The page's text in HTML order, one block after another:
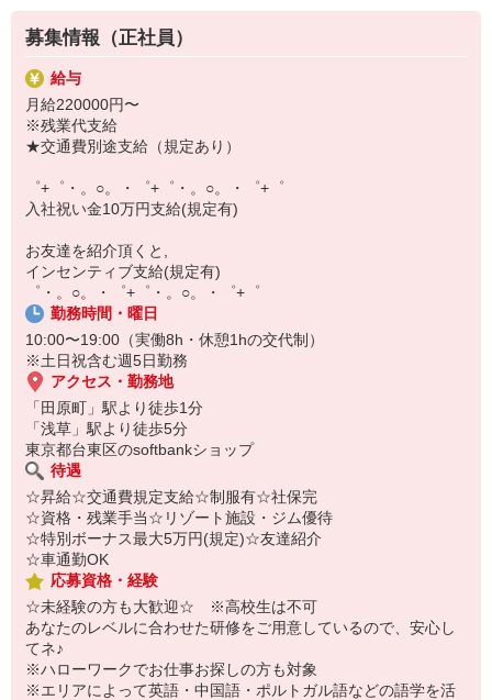
▼オフィスワーク
事務、経理、データ入力、コールセンター、受付
▼工場・製造・軽作業系
機械/食品製造・梱包・仕分け・加工・組立・検査
▼美容系
眉毛サロンのアイブロウ・ネイリスト・エステ
▼営業・販売
法人営業・アパレル販売・個別指導塾・人材紹介
▼人気案件も多数♪
短期・期間限定・オープニング・官公庁案件
上場/優良/大手企業など
【スマホ面接実施中】
￣￣￣￣￣￣￣￣￣
自宅に居ながらスマホでカンタン面接OK！
オンライン面談なのでスピード対応。
満足度◎
■携帯やインターネット販売業務
docomo(ドコモ)/au(エーユー)・KDDI/softbank(ソフトバンク)など
の大手キャリアから
ワイモバイル(Y!mobille)、楽天モバイル、UQなど格安スマホまで幅
広く紹介可能♪
募集情報（正社員）
給与
月給220000円〜
※残業代支給
★交通費別途支給（規定あり）
゜+゜・。○。・゜+゜・。○。・゜+゜
入社祝い金10万円支給(規定有)
お友達を紹介頂くと,
インセンティブ支給(規定有)
゜・。○。・゜+゜・。○。・゜+゜
勤務時間・曜日
10:00〜19:00（実働8h・休憩1hの交代制）
※土日祝含む週5日勤務
アクセス・勤務地
「田原町」駅より徒歩1分
「浅草」駅より徒歩5分
東京都台東区のsoftbankショップ
待遇
☆昇給☆交通費規定支給☆制服有☆社保完
☆資格・残業手当☆リゾート施設・ジム優待
☆特別ボーナス最大5万円(規定)☆友達紹介
☆車通勤OK
応募資格・経験
☆未経験の方も大歓迎☆ ※高校生は不可
あなたのレベルに合わせた研修をご用意しているので、安心し
てネ♪
※ハローワークでお仕事お探しの方も対象
※エリアによって英語・中国語・ポルトガル語などの語学を活